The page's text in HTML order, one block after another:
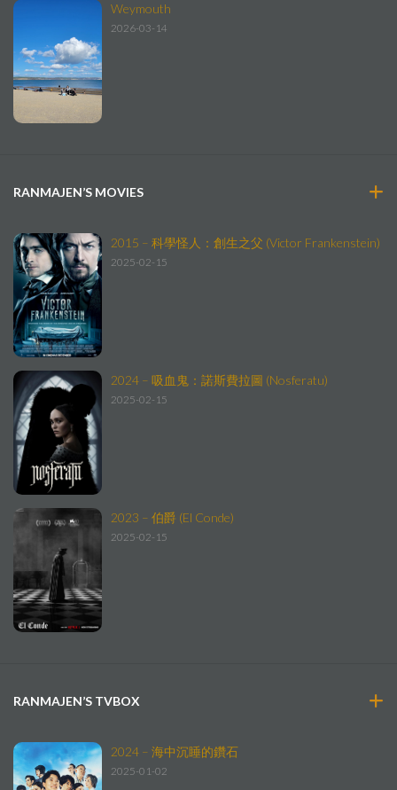
Weymouth
2026-03-14
RANMAJEN’S MOVIES
2015 – 科學怪人：創生之父 (Victor Frankenstein)
2025-02-15
2024 – 吸血鬼：諾斯費拉圖 (Nosferatu)
2025-02-15
2023 – 伯爵 (El Conde)
2025-02-15
RANMAJEN’S TVBOX
2024 – 海中沉睡的鑽石
2025-01-02